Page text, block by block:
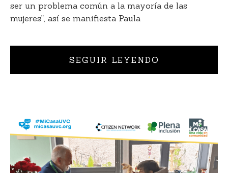
ser un problema común a la mayoría de las
mujeres”, así se manifiesta Paula
SEGUIR LEYENDO